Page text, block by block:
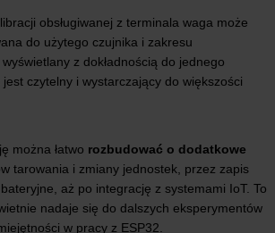
obsługiwanej z terminala waga może
do użytego czujnika i zakresu
z dokładnością do jednego
czytelny i wystarczający do większości
można łatwo rozbudować o dodatkowe
tarowania i zmiany jednostek, przez zapis
aż po integrację z systemami IoT. To
nadaje się do dalszych eksperymentów
w pracy z ESP32.